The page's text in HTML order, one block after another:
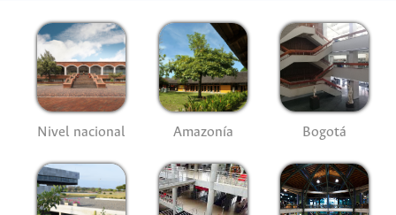
Nivel nacional Amazonía Bogotá